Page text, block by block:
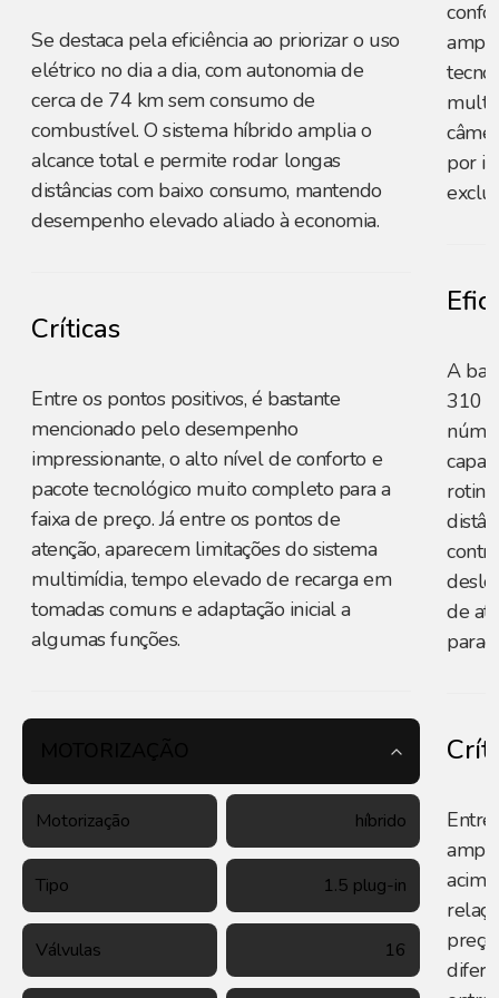
Se destaca pela eficiência ao priorizar o uso
elétrico no dia a dia, com autonomia de
cerca de 74 km sem consumo de
combustível. O sistema híbrido amplia o
alcance total e permite rodar longas
distâncias com baixo consumo, mantendo
desempenho elevado aliado à economia.
Críticas
Entre os pontos positivos, é bastante
mencionado pelo desempenho
impressionante, o alto nível de conforto e
pacote tecnológico muito completo para a
faixa de preço. Já entre os pontos de
atenção, aparecem limitações do sistema
multimídia, tempo elevado de recarga em
tomadas comuns e adaptação inicial a
algumas funções.
Motorização híbrido
Tipo 1.5 plug-in
Válvulas 16
por
A
310
de
Entre